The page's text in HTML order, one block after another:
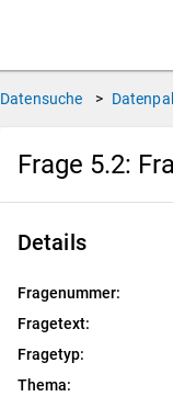
Datensuche >
Frage 5.2:
Details
Fragenummer:
Fragetext:
Fragetyp:
Thema: